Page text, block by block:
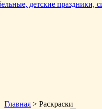
Главная > Раскраски